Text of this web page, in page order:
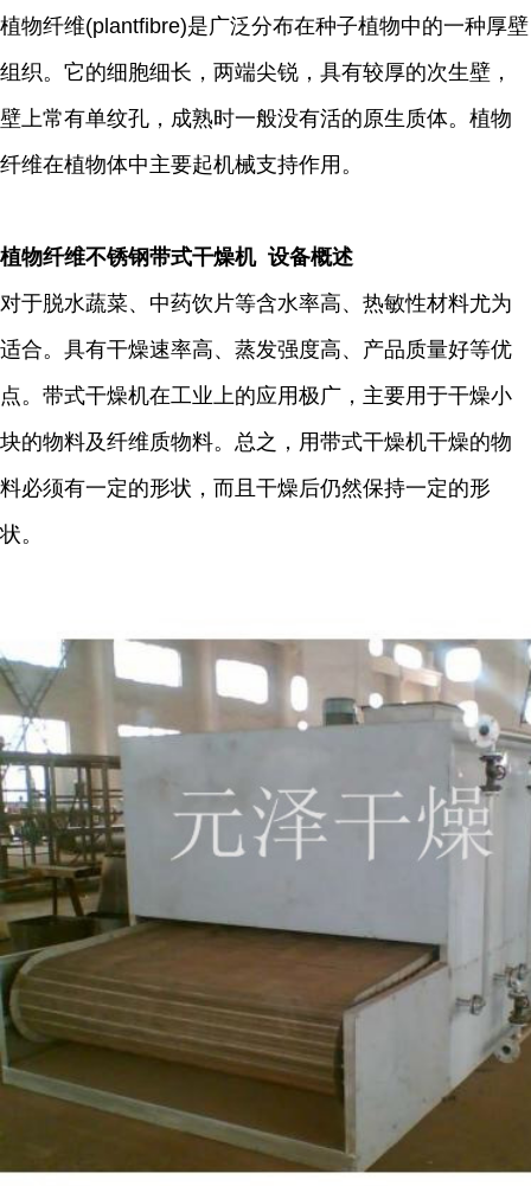
植物纤维(plantfibre)是广泛分布在种子植物中的一种厚壁
组织。它的细胞细长，两端尖锐，具有较厚的次生壁，
壁上常有单纹孔，成熟时一般没有活的原生质体。植物
纤维在植物体中主要起机械支持作用。
植物纤维不锈钢带式干燥机 设备概述
对于脱水蔬菜、中药饮片等含水率高、热敏性材料尤为
适合。具有干燥速率高、蒸发强度高、产品质量好等优
点。带式干燥机在工业上的应用极广，主要用于干燥小
块的物料及纤维质物料。总之，用带式干燥机干燥的物
料必须有一定的形状，而且干燥后仍然保持一定的形
状。